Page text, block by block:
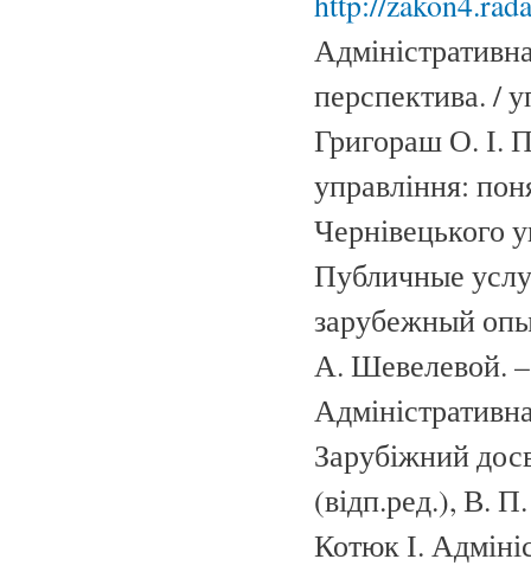
перспектива. /
Григораш О. І.
управління:
Чернівецького
Публичные
зарубежный
А. Шевелевой.
Зарубіжний
(відп.ред.), В.
Котюк І.